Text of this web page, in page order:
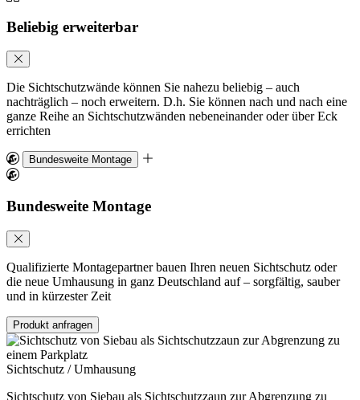
Beliebig erweiterbar
Die Sichtschutzwände können Sie nahezu beliebig – auch
nachträglich – noch erweitern. D.h. Sie können nach und nach eine
ganze Reihe an Sichtschutzwänden nebeneinander oder über Eck
errichten
Bundesweite Montage
Bundesweite Montage
Qualifizierte Montagepartner bauen Ihren neuen Sichtschutz oder
die neue Umhausung in ganz Deutschland auf – sorgfältig, sauber
und in kürzester Zeit
Produkt anfragen
Sichtschutz / Umhausung
Sichtschutz von Siebau als Sichtschutzzaun zur Abgrenzung zu